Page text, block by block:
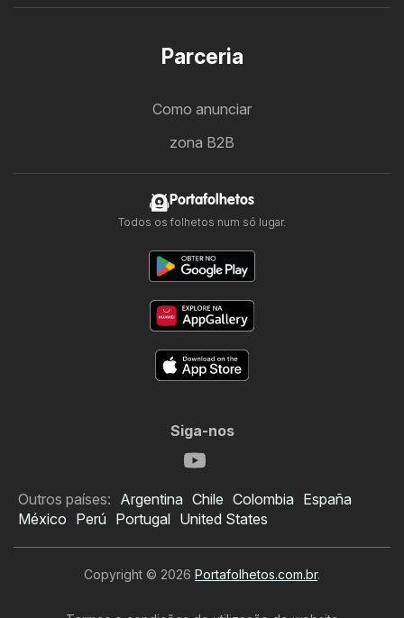
Parceria
Como anunciar
zona B2B
Portafolhetos
Todos os folhetos num só lugar.
Siga-nos
Outros países: Argentina Chile Colombia España
México Perú Portugal United States
Copyright © 2026 Portafolhetos.com.br.